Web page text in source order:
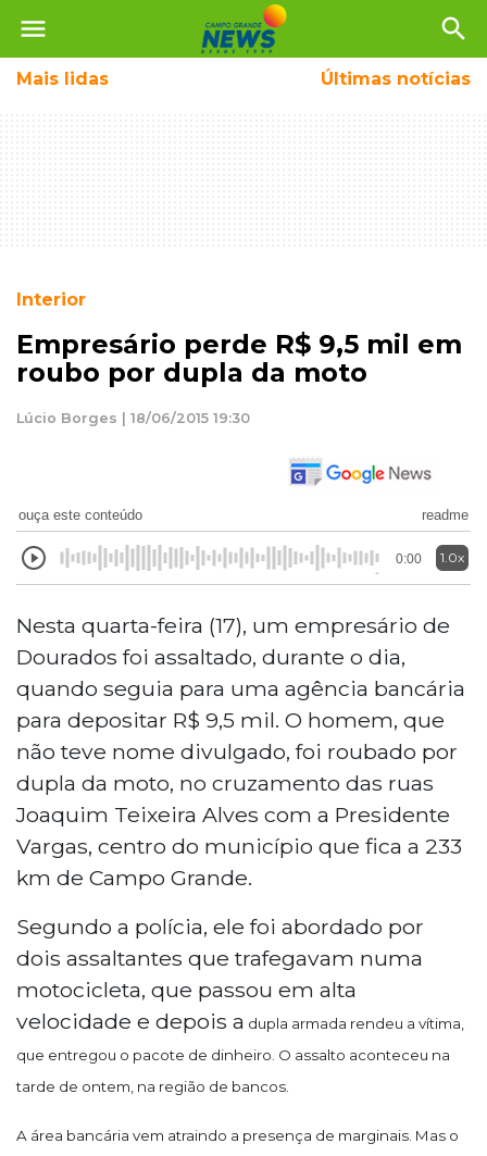
menu search
Mais lidas Últimas notícias
Interior
Empresário perde R$ 9,5 mil em
roubo por dupla da moto
Lúcio Borges | 18/06/2015 19:30
ouça este conteúdo readme
0:00 1.0x
Nesta quarta-feira (17), um empresário de
Dourados foi assaltado, durante o dia,
quando seguia para uma agência bancária
para depositar R$ 9,5 mil. O homem, que
não teve nome divulgado, foi roubado por
dupla da moto, no cruzamento das ruas
Joaquim Teixeira Alves com a Presidente
Vargas, centro do município que fica a 233
km de Campo Grande.
Segundo a polícia, ele foi abordado por
dois assaltantes que trafegavam numa
motocicleta, que passou em alta
velocidade e depois a dupla armada rendeu a vítima,
que entregou o pacote de dinheiro. O assalto aconteceu na
tarde de ontem, na região de bancos.
A área bancária vem atraindo a presença de marginais. Mas o